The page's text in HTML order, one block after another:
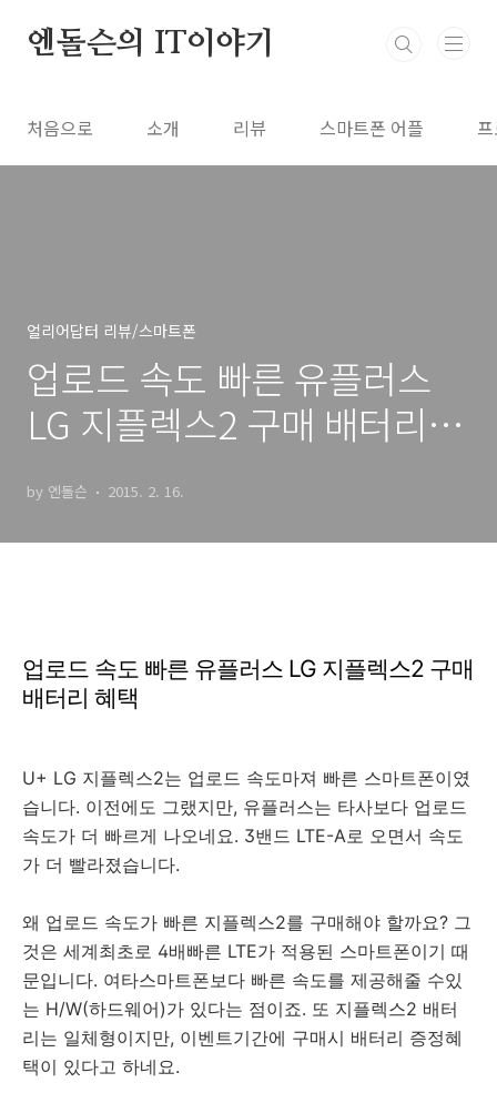
엔돌슨의 IT이야기
처음으로 소개 리뷰 스마트폰 어플
얼리어답터 리뷰/스마트폰
업로드 속도 빠른 유플러스
LG 지플렉스2 구매 배터리 혜
by 엔돌슨 2015. 2. 16.
업로드 속도 빠른 유플러스 LG 지플렉스2 구매
배터리 혜택
U+ LG 지플렉스2는 업로드 속도마져 빠른 스마트폰이였
습니다. 이전에도 그랬지만, 유플러스는 타사보다 업로드
속도가 더 빠르게 나오네요. 3밴드 LTE-A로 오면서 속도
가 더 빨라졌습니다.
왜 업로드 속도가 빠른 지플렉스2를 구매해야 할까요? 그
것은 세계최초로 4배빠른 LTE가 적용된 스마트폰이기 때
문입니다. 여타스마트폰보다 빠른 속도를 제공해줄 수있
는 H/W(하드웨어)가 있다는 점이죠. 또 지플렉스2 배터
리는 일체형이지만, 이벤트기간에 구매시 배터리 증정혜
택이 있다고 하네요.